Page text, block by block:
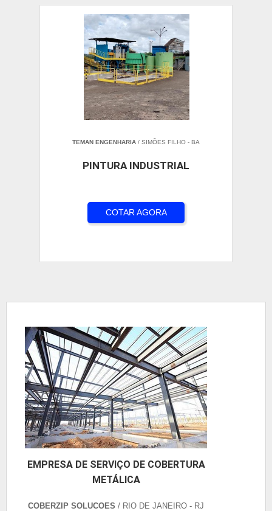
TEMAN ENGENHARIA / SIMÕES FILHO - BA
PINTURA INDUSTRIAL
COTAR AGORA
EMPRESA DE SERVIÇO DE COBERTURA
METÁLICA
COBERZIP SOLUCOES / RIO DE JANEIRO - RJ